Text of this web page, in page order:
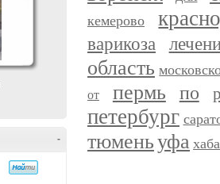
-
кемерово
варикоза
область
от пермь по
петербург
тюменьуфа